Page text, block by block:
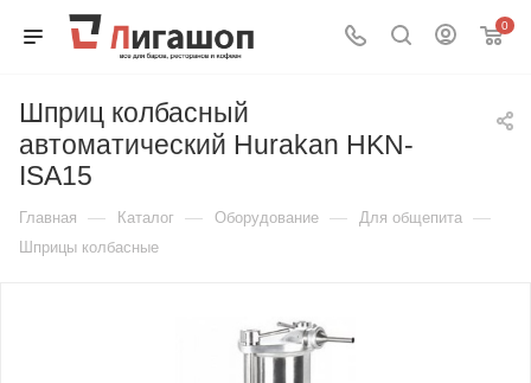
0
Шприц колбасный
автоматический Hurakan HKN-
ISA15
Главная — Каталог — Оборудование — Для общепита —
Шприцы колбасные